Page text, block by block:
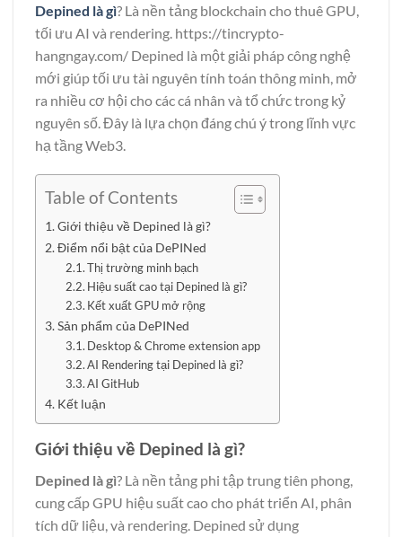
Depined là gì? Là nền tảng blockchain cho thuê GPU,
tối ưu AI và rendering. https://tincrypto-
hangngay.com/ Depined là một giải pháp công nghệ
mới giúp tối ưu tài nguyên tính toán thông minh, mở
ra nhiều cơ hội cho các cá nhân và tổ chức trong kỷ
nguyên số. Đây là lựa chọn đáng chú ý trong lĩnh vực
hạ tầng Web3.
Table of Contents
Giới thiệu về Depined là gì?
Điểm nổi bật của DePINed
Thị trường minh bạch
Hiệu suất cao tại Depined là gì?
Kết xuất GPU mở rộng
Sản phẩm của DePINed
Desktop & Chrome extension app
AI Rendering tại Depined là gì?
AI GitHub
Kết luận
Giới thiệu về Depined là gì?
Depined là gì? Là nền tảng phi tập trung tiên phong,
cung cấp GPU hiệu suất cao cho phát triển AI, phân
tích dữ liệu, và rendering. Depined sử dụng